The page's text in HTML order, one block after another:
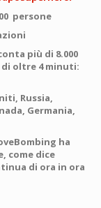
persone
più di 8.000
oltre 4 minuti:
Russia,
Germania,
ha
come dice
di ora in ora